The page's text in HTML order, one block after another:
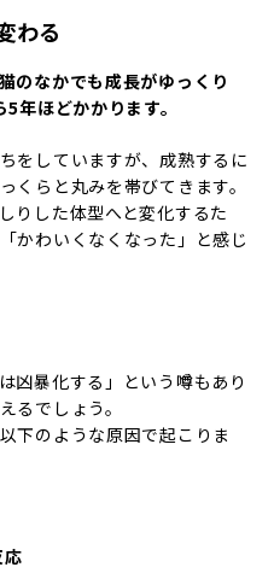
わる
のなかでも成長がゆっくり
年ほどかかります。
をしていますが、成熟するに
くらと丸みを帯びてきます。
りした体型へと変化するた
かわいくなくなった」と感じ
凶暴化する」という噂もあり
るでしょう。
下のような原因で起こりま
応